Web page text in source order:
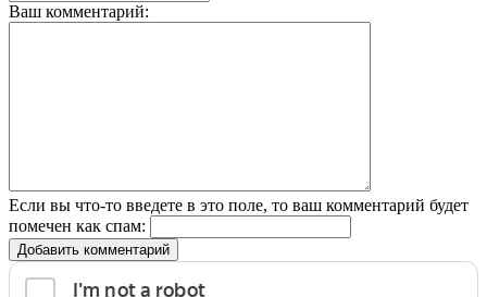
Ваш комментарий:
Если вы что-то введете в это поле, то ваш комментарий будет
помечен как спам:
Добавить комментарий